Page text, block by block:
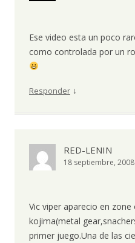
Ese video esta un poco
como controlada por un
Responder ↓
RED-LENIN
18 septiembre,
Vic viper aparecio en
kojima(metal
primer juego.Una de las